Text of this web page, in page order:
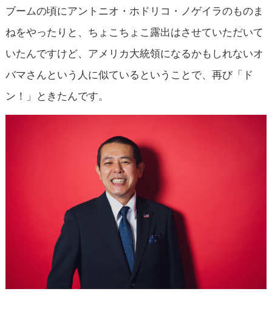
ブームの頃にアントニオ・ホドリコ・ノゲイラのものま
ねをやったりと、ちょこちょこ露出はさせていただいて
いたんですけど、アメリカ大統領になるかもしれないオ
バマさんという人に似ているということで、再び「ド
ン！」ときたんです。